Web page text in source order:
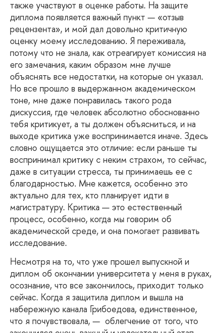
также участвуют в оценке работы. На защите
диплома появляется важный пункт — «отзыв
рецензента», и мой дал довольно критичную
оценку моему исследованию. Я переживала,
потому что не знала, как отреагирует комиссия на
его замечания, каким образом мне лучше
объяснять все недостатки, на которые он указал.
Но все прошло в выдержанном академическом
тоне, мне даже понравилась такого рода
дискуссия, где человек абсолютно обоснованно
тебя критикует, а ты должен объясниться, и на
выходе критика уже воспринимается иначе. Здесь
словно ощущается это отличие: если раньше ты
воспринимал критику с неким страхом, то сейчас,
даже в ситуации стресса, ты принимаешь ее с
благодарностью. Мне кажется, особенно это
актуально для тех, кто планирует идти в
магистратуру. Критика — это естественный
процесс, особенно, когда мы говорим об
академической среде, и она помогает развивать
исследование.
Несмотря на то, что уже прошел выпускной и
диплом об окончании университета у меня в руках,
осознание, что все закончилось, приходит только
сейчас. Когда я защитила диплом и вышла на
набережную канала Грибоедова, единственное,
что я почувствовала, — облегчение от того, что